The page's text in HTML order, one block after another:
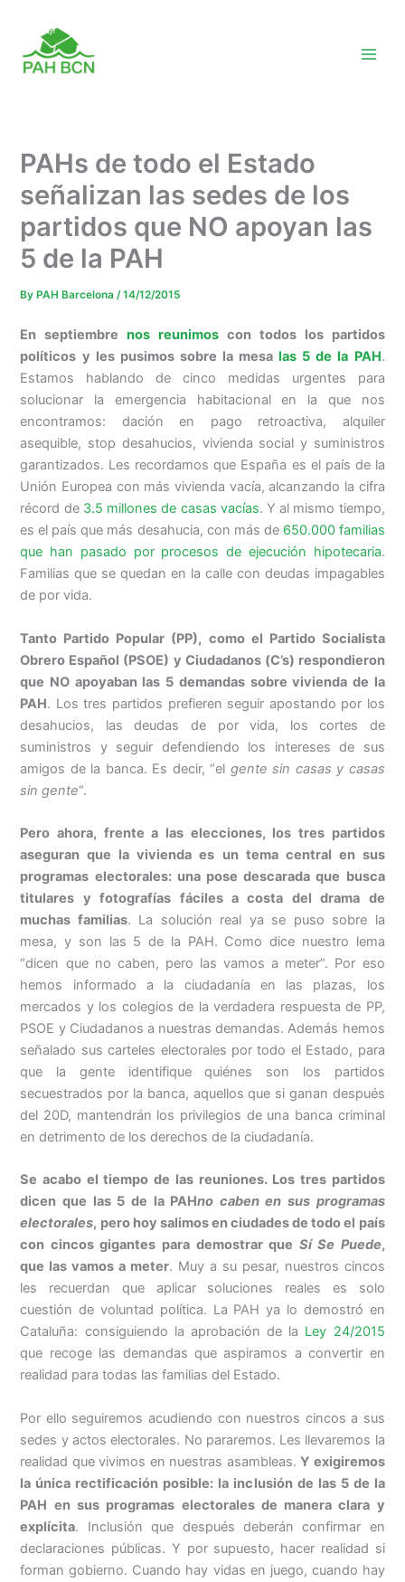
content
PAHs de todo el Estado
señalizan las sedes de los
partidos que NO apoyan las
5 de la PAH
By PAH Barcelona/14/12/2015
En septiembrenos reunimos con todos los partidos
políticos y les pusimos sobre la mesalas 5 de la PAH.
Estamos hablando de cinco medidas urgentes para
solucionar la emergencia habitacional en la que nos
encontramos: dación en pago retroactiva, alquiler
asequible, stop desahucios, vivienda social y suministros
garantizados. Les recordamos que España es el país de la
Unión Europea con más vivienda vacía, alcanzando la cifra
récord de 3.5 millones de casas vacías. Y al mismo tiempo,
es el país que más desahucia, con más de 650.000 familias
que han pasado por procesos de ejecución hipotecaria.
Familias que se quedan en la calle con deudas impagables
de por vida.
Tanto Partido Popular (PP), como el Partido Socialista
Obrero Español (PSOE) y Ciudadanos (C’s) respondieron
que NO apoyaban las 5 demandas sobre vivienda de la
PAH. Los tres partidos prefieren seguir apostando por los
desahucios, las deudas de por vida, los cortes de
suministros y seguir defendiendo los intereses de sus
amigos de la banca. Es decir, “el gente sin casas y casas
sin gente“.
Pero ahora, frente a las elecciones, los tres partidos
aseguran que la vivienda es un tema central en sus
programas electorales: una pose descarada que busca
titulares y fotografías fáciles a costa del drama de
muchas familias. La solución real ya se puso sobre la
mesa, y son las 5 de la PAH. Como dice nuestro lema
“dicen que no caben, pero las vamos a meter”. Por eso
hemos informado a la ciudadanía en las plazas, los
mercados y los colegios de la verdadera respuesta de PP,
PSOE y Ciudadanos a nuestras demandas. Además hemos
señalado sus carteles electorales por todo el Estado, para
que la gente identifique quiénes son los partidos
secuestrados por la banca, aquellos que si ganan después
del 20D, mantendrán los privilegios de una banca criminal
en detrimento de los derechos de la ciudadanía.
Se acabo el tiempo de las reuniones. Los tres partidos
dicen que las 5 de la PAHno caben en sus programas
electorales, pero hoy salimos en ciudades de todo el país
con cincos gigantes para demostrar que Sí Se Puede,
que las vamos a meter. Muy a su pesar, nuestros cincos
les recuerdan que aplicar soluciones reales es solo
cuestión de voluntad política. La PAH ya lo demostró en
Cataluña: consiguiendo la aprobación de la Ley 24/2015
que recoge las demandas que aspiramos a convertir en
realidad para todas las familias del Estado.
Por ello seguiremos acudiendo con nuestros cincos a sus
sedes y actos electorales. No pararemos. Les llevaremos la
realidad que vivimos en nuestras asambleas.Y exigiremos
la única rectificación posible: la inclusión de las 5 de la
PAH en sus programas electorales de manera clara y
explícita. Inclusión que después deberán confirmar en
declaraciones públicas. Y por supuesto, hacer realidad si
forman gobierno. Cuando hay vidas en juego, cuando hay